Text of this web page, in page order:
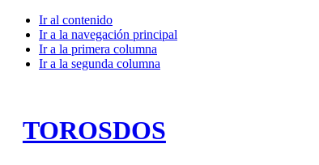
Ir al contenido
Ir a la navegación principal
Ir a la primera columna
Ir a la segunda columna
TOROSDOS